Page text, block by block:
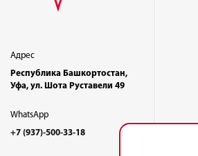
Адрес
Республика Башкортостан,
Уфа, ул. Шота Руставели 49
WhatsApp
+7 (937)-500-33-18